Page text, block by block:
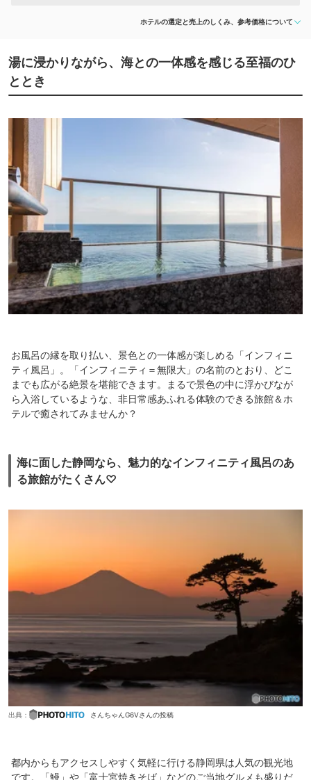
ホテルの選定と売上のしくみ、参考価格について
湯に浸かりながら、海との一体感を感じる至福のひ
ととき
お風呂の縁を取り払い、景色との一体感が楽しめる「インフィニ
ティ風呂」。「インフィニティ＝無限大」の名前のとおり、どこ
までも広がる絶景を堪能できます。まるで景色の中に浮かびなが
ら入浴しているような、非日常感あふれる体験のできる旅館＆ホ
テルで癒されてみませんか？
海に面した静岡なら、魅力的なインフィニティ風呂のあ
る旅館がたくさん♡
出典： さんちゃんG6Vさんの投稿
都内からもアクセスしやすく気軽に行ける静岡県は人気の観光地
です。「鰻」や「富士宮焼きそば」などのご当地グルメも盛りだ